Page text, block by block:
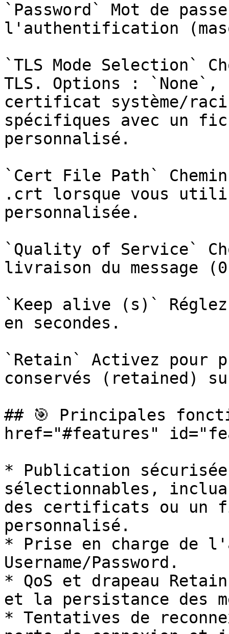
`Password` Mot de
l'authentification
`TLS Mode Selection`
TLS. Options :
certificat système/
spécifiques avec un
personnalisé.
`Cert File Path`
.crt lorsque vous
personnalisée.
`Quality of Service`
livraison du message
`Keep alive (s)`
en secondes.
`Retain` Activez pour
conservés (retained)
## 🎯 Principales
href="#features"
* Publication sécurisée
sélectionnables,
des certificats ou un
personnalisé.
* Prise en charge de
Username/Password.
* QoS et drapeau
et la persistance des
* Tentatives de